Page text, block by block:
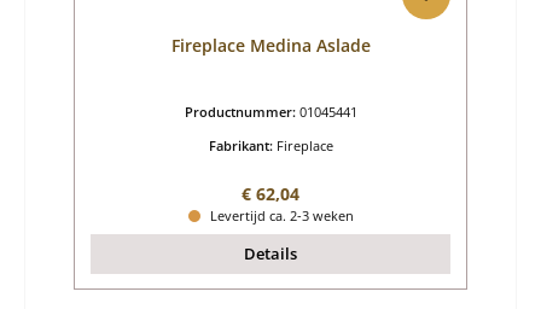
Fireplace Medina Aslade
Productnummer: 01045441
Fabrikant: Fireplace
Normale prijs:
€ 62,04
Levertijd ca. 2-3 weken
Details